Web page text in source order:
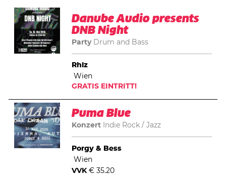
Danube Audio presents
DNB Night
Party Drum and Bass
Rhiz
Wien
GRATIS EINTRITT!
Puma Blue
Konzert Indie Rock Jazz
Porgy & Bess
Wien
VVK€ 35.20